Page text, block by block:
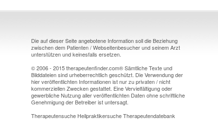
Die auf dieser Seite angebotene Information soll die Beziehung
zwischen dem Patienten / Webseitenbesucher und seinem Arzt
unterstützen und keinesfalls ersetzen.
© 2006 - 2015 therapeutenfinder.com® Sämtliche Texte und
Bilddateien sind urheberrechtlich geschützt. Die Verwendung der
hier veröffentlichten Informationen ist nur zu privaten / nicht
kommerziellen Zwecken gestattet. Eine Vervielfältigung oder
gewerbliche Nutzung aller veröffentlichten Daten ohne schriftliche
Genehmigung der Betreiber ist untersagt.
Therapeutensuche Heilpraktikersuche Therapeutendatebank